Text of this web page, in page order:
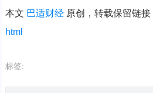
本文 巴适财经原创，转载保留链接
html
标签: